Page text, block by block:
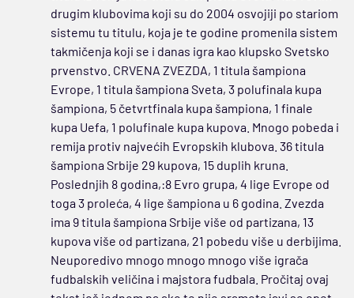
drugim klubovima koji su do 2004 osvojiji po stariom
sistemu tu titulu, koja je te godine promenila sistem
takmičenja koji se i danas igra kao klupsko Svetsko
prvenstvo. CRVENA ZVEZDA, 1 titula šampiona
Evrope, 1 titula šampiona Sveta, 3 polufinala kupa
šampiona, 5 četvrtfinala kupa šampiona, 1 finale
kupa Uefa, 1 polufinale kupa kupova. Mnogo pobeda i
remija protiv najvećih Evropskih klubova. 36 titula
šampiona Srbije 29 kupova, 15 duplih kruna.
Poslednjih 8 godina,:8 Evro grupa, 4 lige Evrope od
toga 3 proleća, 4 lige šampiona u 6 godina. Zvezda
ima 9 titula šampiona Srbije više od partizana, 13
kupova više od partizana, 21 pobedu više u derbijima.
Neuporedivo mnogo mnogo mnogo više igrača
fudbalskih veličina i majstora fudbala. Pročitaj ovaj